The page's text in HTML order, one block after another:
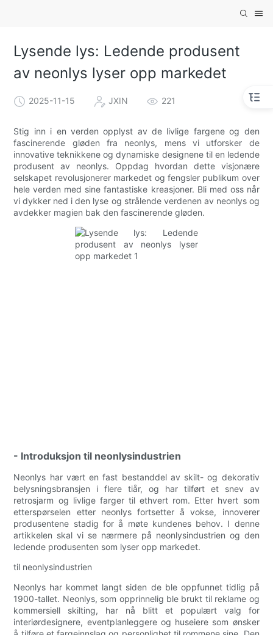
Lysende lys: Ledende produsent
av neonlys lyser opp markedet
2025-11-15 JXIN 221
Stig inn i en verden opplyst av de livlige fargene og den
fascinerende gløden fra neonlys, mens vi utforsker de
innovative teknikkene og dynamiske designene til en ledende
produsent av neonlys. Oppdag hvordan dette visjonære
selskapet revolusjonerer markedet og fengsler publikum over
hele verden med sine fantastiske kreasjoner. Bli med oss ​​når
vi dykker ned i den lyse og strålende verdenen av neonlys og
avdekker magien bak den fascinerende gløden.
- Introduksjon til neonlysindustrien
Neonlys har vært en fast bestanddel av skilt- og dekorativ
belysningsbransjen i flere tiår, og har tilført et snev av
retrosjarm og livlige farger til ethvert rom. Etter hvert som
etterspørselen etter neonlys fortsetter å vokse, innoverer
produsentene stadig for å møte kundenes behov. I denne
artikkelen skal vi se nærmere på neonlysindustrien og den
ledende produsenten som lyser opp markedet.
til neonlysindustrien
Neonlys har kommet langt siden de ble oppfunnet tidlig på
1900-tallet. Neonlys, som opprinnelig ble brukt til reklame og
kommersiell skilting, har nå blitt et populært valg for
interiørdesignere, eventplanleggere og huseiere som ønsker